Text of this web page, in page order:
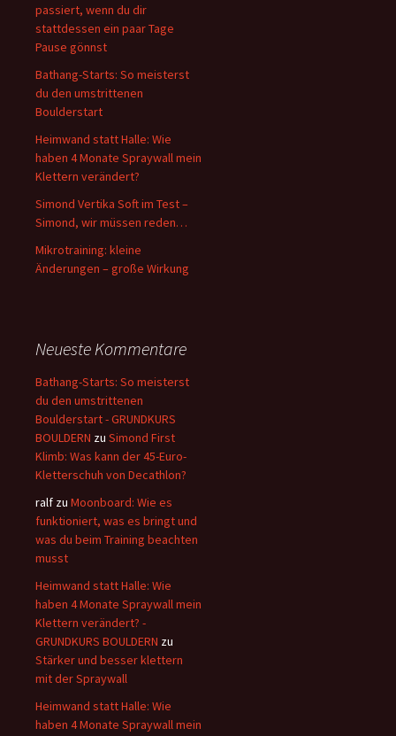
passiert, wenn du dir
stattdessen ein paar Tage
Pause gönnst
Bathang-Starts: So meisterst
du den umstrittenen
Boulderstart
Heimwand statt Halle: Wie
haben 4 Monate Spraywall mein
Klettern verändert?
Simond Vertika Soft im Test –
Simond, wir müssen reden…
Mikrotraining: kleine
Änderungen – große Wirkung
Neueste Kommentare
Bathang-Starts: So meisterst
du den umstrittenen
Boulderstart - GRUNDKURS
BOULDERN zu Simond First
Klimb: Was kann der 45-Euro-
Kletterschuh von Decathlon?
ralf zu Moonboard: Wie es
funktioniert, was es bringt und
was du beim Training beachten
musst
Heimwand statt Halle: Wie
haben 4 Monate Spraywall mein
Klettern verändert? -
GRUNDKURS BOULDERN zu
Stärker und besser klettern
mit der Spraywall
Heimwand statt Halle: Wie
haben 4 Monate Spraywall mein